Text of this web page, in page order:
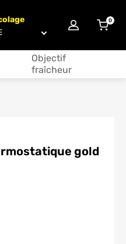
0article
Objectif
fraîcheur
gold